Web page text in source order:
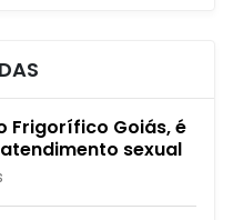
Frigorífico Goiás, é
sexual